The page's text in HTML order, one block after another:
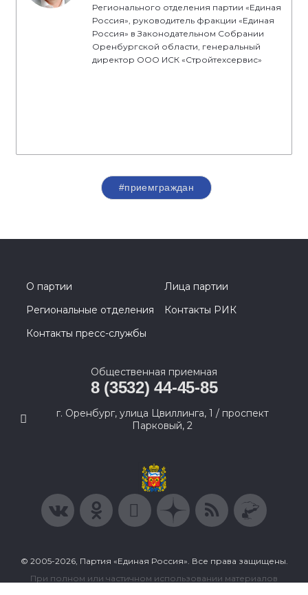
Регионального отделения партии «Единая
Россия», руководитель фракции «Единая
Россия» в Законодательном Собрании
Оренбургской области, генеральный
директор ООО ИСК «Стройтехсервис»
#приемграждан
О партии
Лица партии
Региональные отделения
Контакты РИК
Контакты пресс-службы
Общественная приемная
8 (3532) 44-45-85
г. Оренбург, улица Цвиллинга, 1 / проспект
Парковый, 2
© 2005-2026, Партия «Единая Россия». Все права защищены.
При полном или частичном использовании материалов